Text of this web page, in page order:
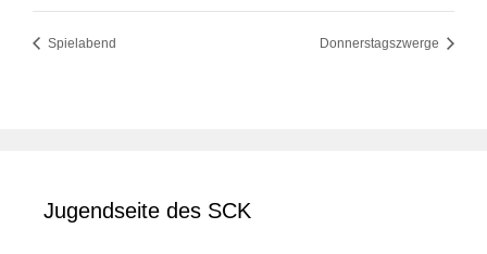
Spielabend Donnerstagszwerge
Jugendseite des SCK